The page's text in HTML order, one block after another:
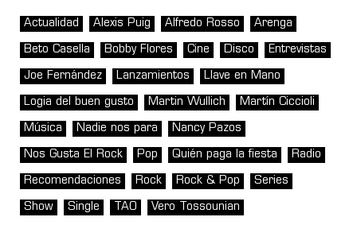
Actualidad Alexis Puig Alfredo Rosso Arenga
Beto Casella Bobby Flores Cine Disco Entrevistas
Joe Fernández Lanzamientos Llave en Mano
Logia del buen gusto Martin Wullich Martín Ciccioli
Música Nadie nos para Nancy Pazos
Nos Gusta El Rock Pop Quién paga la fiesta Radio
Recomendaciones Rock Rock & Pop Series
Show Single TAO Vero Tossounian